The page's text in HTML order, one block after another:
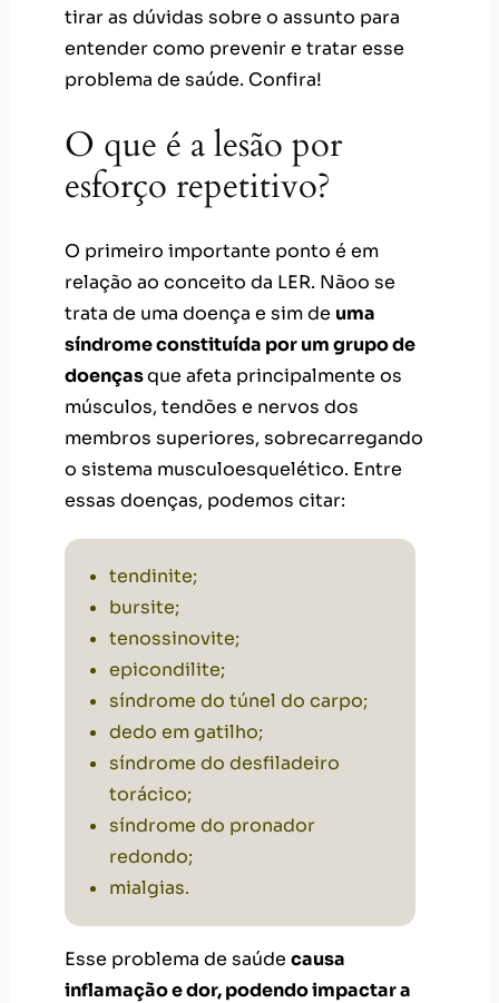
tirar as dúvidas sobre o assunto para
entender como prevenir e tratar esse
problema de saúde. Confira!
O que é a lesão por
esforço repetitivo?
O primeiro importante ponto é em
relação ao conceito da LER. Nãoo se
trata de uma doença e sim de uma
síndrome constituída por um grupo de
doençasque afeta principalmente os
músculos, tendões e nervos dos
membros superiores, sobrecarregando
o sistema musculoesquelético. Entre
essas doenças, podemos citar:
tendinite;
bursite;
tenossinovite;
epicondilite;
síndrome do túnel do carpo;
dedo em gatilho;
síndrome do desfiladeiro
torácico;
síndrome do pronador
redondo;
mialgias.
Esse problema de saúde causa
inflamação e dor, podendo impactar a